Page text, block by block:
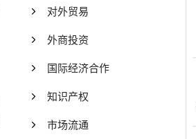
对外贸易
外商投资
国际经济合作
知识产权
市场流通